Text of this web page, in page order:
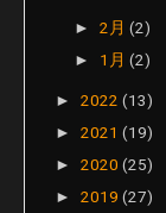
►2月(2)
► 1月(2)
► 2022 (13)
► 2021 (19)
► 2020 (25)
► 2019 (27)